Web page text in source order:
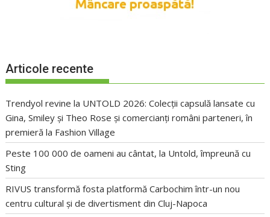
Articole recente
Trendyol revine la UNTOLD 2026: Colecții capsulă lansate cu
Gina, Smiley și Theo Rose și comercianți români parteneri, în
premieră la Fashion Village
Peste 100 000 de oameni au cântat, la Untold, împreună cu
Sting
RIVUS transformă fosta platformă Carbochim într-un nou
centru cultural și de divertisment din Cluj-Napoca